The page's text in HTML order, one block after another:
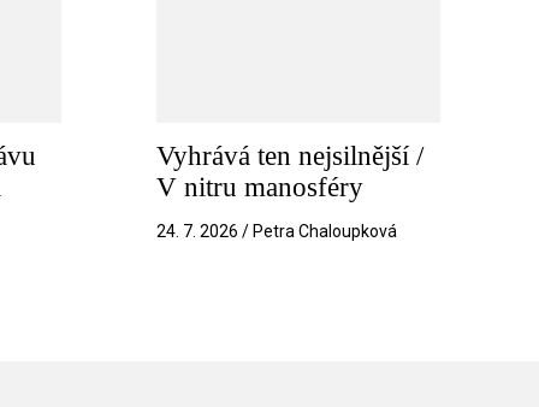
Vyhrává ten nejsilnější /
V nitru manosféry
24. 7. 2026 / Petra Chaloupková